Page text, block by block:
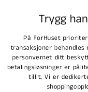
Trygg
På ForHuset
transaksjoner
personvernet ditt
betalingsløsninger er
tillit. Vi er